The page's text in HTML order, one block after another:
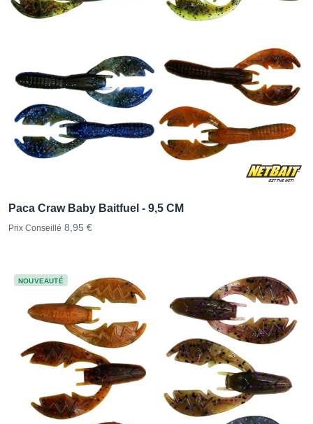
Paca Craw Baby Baitfuel - 9,5 CM
Prix Conseillé 8,95 €
NOUVEAUTÉ